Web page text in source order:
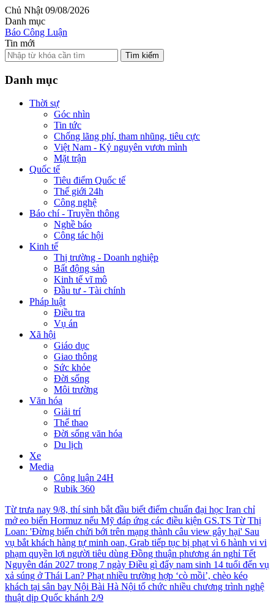
Chủ Nhật 09/08/2026
Danh mục
Báo Công Luận
Tin mới
Tìm kiếm
Danh mục
Thời sự
Góc nhìn
Tin tức
Chống lãng phí, tham nhũng, tiêu cực
Việt Nam - Kỷ nguyên vươn mình
Mặt trận
Quốc tế
Tiêu điểm Quốc tế
Thế giới 24h
Công nghệ
Báo chí - Truyền thông
Nghề báo
Công tác hội
Kinh tế
Thị trường - Doanh nghiệp
Bất động sản
Kinh tế vĩ mô
Đầu tư - Tài chính
Pháp luật
Điều tra
Vụ án
Xã hội
Giáo dục
Giao thông
Sức khỏe
Đời sống
Môi trường
Văn hóa
Giải trí
Thể thao
Đời sống văn hóa
Du lịch
Xe
Media
Công luận 24H
Rubik 360
Từ trưa nay 9/8, thí sinh bắt đầu biết điểm chuẩn đại học Iran chỉ
mở eo biển Hormuz nếu Mỹ đáp ứng các điều kiện GS.TS Từ Thị
Loan: 'Đừng biến chửi bới trên mạng thành câu view gây hại' Sau
vụ bắt khách hàng tự minh oan, Grab tiếp tục bị phạt vì 6 hành vi vi
phạm quyền lợi người tiêu dùng Đồng thuận phương án nghỉ Tết
Nguyên đán 2027 trong 7 ngày Điều gì đẩy nam sinh 14 tuổi đến vụ
xả súng ở Thái Lan? Phạt nhiều trường hợp ‘cò mồi’, chèo kéo
khách tại sân bay Nội Bài Hà Nội tổ chức nhiều chương trình nghệ
thuật dịp Quốc khánh 2/9